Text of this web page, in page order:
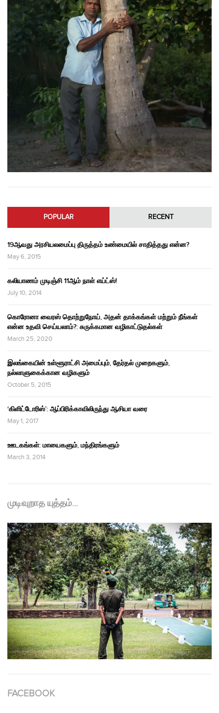
POPULAR RECENT
19ஆவது அரசியலமைப்பு திருத்தம் உண்மையில் சாதித்தது என்ன?
May 6, 2015
கலியாணம் முடிஞ்சி 11ஆம் நாள் எய்ட்ஸ்!
July 10, 2014
கொரோனா வைரஸ் தொற்றுநோய், அதன் தாக்கங்கள் மற்றும் நீங்கள்
என்ன உதவி செய்யலாம்?: சுருக்கமான வழிகாட்டுதல்கள்
March 25, 2020
இலங்கையின் உள்ளூராட்சி அமைப்பும், தேர்தல் முறைகளும்,
நல்லாளுகைக்கான வழிகளும்
October 5, 2015
‘கிளிட்டோரிஸ்’: ஆப்பிரிக்காவிலிருந்து ஆசியா வரை
May 1, 2017
ஊடகங்கள்: மாயைகளும், மந்திரங்களும்
March 3, 2014
முடிவுறாத யுத்தம்…
FACEBOOK